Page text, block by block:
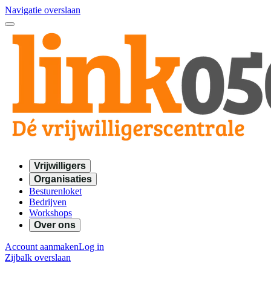
Navigatie overslaan
Vrijwilligers
Organisaties
Besturenloket
Bedrijven
Workshops
Over ons
Account aanmakenLog in
Zijbalk overslaan